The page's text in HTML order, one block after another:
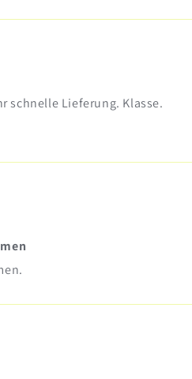
schnelle Lieferung. Klasse.